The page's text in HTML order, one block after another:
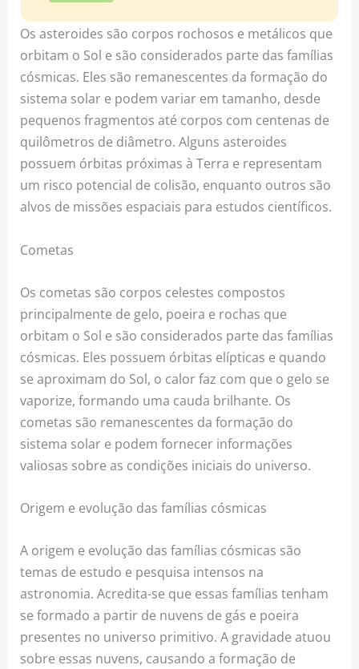
Os asteroides são corpos rochosos e metálicos que
orbitam o Sol e são considerados parte das famílias
cósmicas. Eles são remanescentes da formação do
sistema solar e podem variar em tamanho, desde
pequenos fragmentos até corpos com centenas de
quilômetros de diâmetro. Alguns asteroides
possuem órbitas próximas à Terra e representam
um risco potencial de colisão, enquanto outros são
alvos de missões espaciais para estudos científicos.
Cometas
Os cometas são corpos celestes compostos
principalmente de gelo, poeira e rochas que
orbitam o Sol e são considerados parte das famílias
cósmicas. Eles possuem órbitas elípticas e quando
se aproximam do Sol, o calor faz com que o gelo se
vaporize, formando uma cauda brilhante. Os
cometas são remanescentes da formação do
sistema solar e podem fornecer informações
valiosas sobre as condições iniciais do universo.
Origem e evolução das famílias cósmicas
A origem e evolução das famílias cósmicas são
temas de estudo e pesquisa intensos na
astronomia. Acredita-se que essas famílias tenham
se formado a partir de nuvens de gás e poeira
presentes no universo primitivo. A gravidade atuou
sobre essas nuvens, causando a formação de